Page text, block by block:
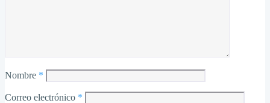
Nombre *
Correo electrónico *